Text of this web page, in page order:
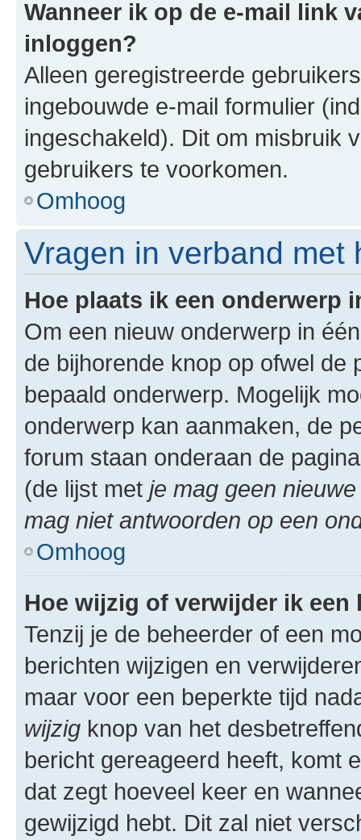
Wanneer ik op de e-mail link
inloggen?
Alleen geregistreerde
ingebouwde e-mail formulier
ingeschakeld). Dit om misbruik
gebruikers te voorkomen.
Omhoog
Vragen in verband met
Hoe plaats ik een onderwerp
Om een nieuw onderwerp in
de bijhorende knop op ofwel de
bepaald onderwerp. Mogelijk
onderwerp kan aanmaken, de
forum staan onderaan de
(de lijst met je mag geen
mag niet antwoorden op een
Omhoog
Hoe wijzig of verwijder ik een
Tenzij je de beheerder of een
berichten wijzigen en
maar voor een beperkte tijd
wijzig knop van het
bericht gereageerd heeft, komt
dat zegt hoeveel keer en
gewijzigd hebt. Dit zal niet